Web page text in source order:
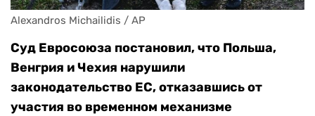
Alexandros Michailidis / AP
Суд Евросоюза постановил, что Польша,
Венгрия и Чехия нарушили
законодательство ЕС, отказавшись от
участия во временном механизме